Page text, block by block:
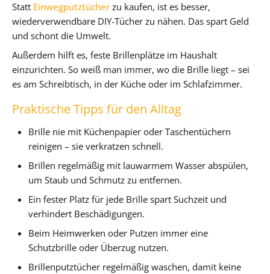
Statt Einwegputztücher zu kaufen, ist es besser,
wiederverwendbare DIY-Tücher zu nähen. Das spart Geld
und schont die Umwelt.
Außerdem hilft es, feste Brillenplätze im Haushalt
einzurichten. So weiß man immer, wo die Brille liegt – sei
es am Schreibtisch, in der Küche oder im Schlafzimmer.
Praktische Tipps für den Alltag
Brille nie mit Küchenpapier oder Taschentüchern
reinigen – sie verkratzen schnell.
Brillen regelmäßig mit lauwarmem Wasser abspülen,
um Staub und Schmutz zu entfernen.
Ein fester Platz für jede Brille spart Suchzeit und
verhindert Beschädigungen.
Beim Heimwerken oder Putzen immer eine
Schutzbrille oder Überzug nutzen.
Brillenputztücher regelmäßig waschen, damit keine